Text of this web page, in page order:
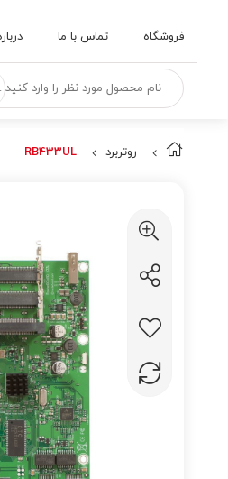
فروشگاه تماس با ما
روتربرد RB433UL